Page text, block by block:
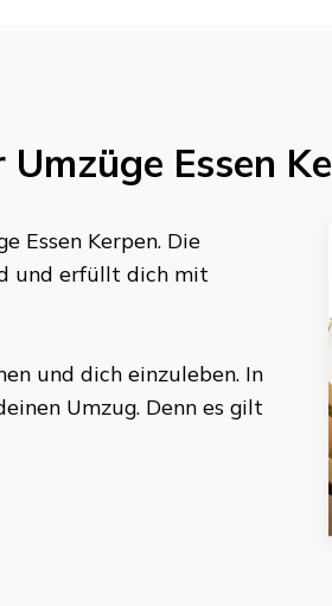
Umzüge Essen
Essen Kerpen. Die
und erfüllt dich mit
und dich einzuleben. In
Umzug. Denn es gilt